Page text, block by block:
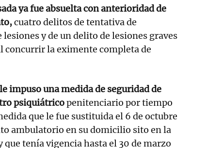
ya fue absuelta con anterioridad de
cuatro delitos de tentativa de
y de un delito de lesiones graves
concurrir la eximente completa de
impuso una medida de seguridad de
psiquiátricopenitenciario por tiempo
que le fue sustituida el 6 de octubre
ambulatorio en su domicilio sito en la
que tenía vigencia hasta el 30 de marzo